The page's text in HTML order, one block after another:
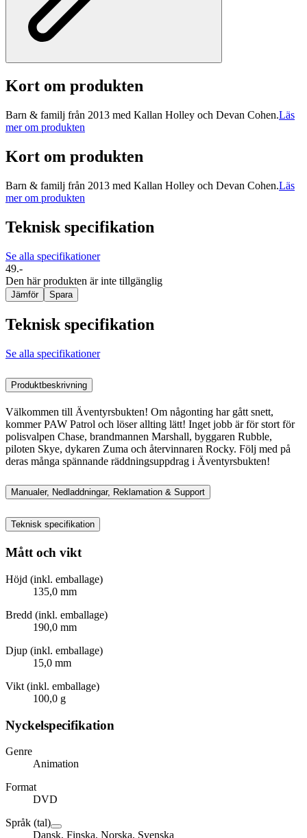
Kort om produkten
Barn & familj från 2013 med Kallan Holley och Devan Cohen.Läs
mer om produkten
Kort om produkten
Barn & familj från 2013 med Kallan Holley och Devan Cohen.Läs
mer om produkten
Teknisk specifikation
Se alla specifikationer
49.-
Den här produkten är inte tillgänglig
Jämför Spara
Teknisk specifikation
Se alla specifikationer
Produktbeskrivning
Välkommen till Äventyrsbukten! Om någonting har gått snett,
kommer PAW Patrol och löser allting lätt! Inget jobb är för stort för
polisvalpen Chase, brandmannen Marshall, byggaren Rubble,
piloten Skye, dykaren Zuma och återvinnaren Rocky. Följ med på
deras många spännande räddningsuppdrag i Äventyrsbukten!
Manualer, Nedladdningar, Reklamation & Support
Teknisk specifikation
Mått och vikt
Höjd (inkl. emballage)
135,0 mm
Bredd (inkl. emballage)
190,0 mm
Djup (inkl. emballage)
15,0 mm
Vikt (inkl. emballage)
100,0 g
Nyckelspecifikation
Genre
Animation
Format
DVD
Språk (tal)
Dansk, Finska, Norska, Svenska